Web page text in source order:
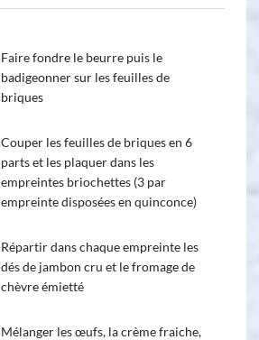
Faire fondre le beurre puis le
badigeonner sur les feuilles de
briques
Couper les feuilles de briques en 6
parts et les plaquer dans les
empreintes briochettes (3 par
empreinte disposées en quinconce)
Répartir dans chaque empreinte les
dés de jambon cru et le fromage de
chèvre émietté
Mélanger les œufs, la crème fraiche,